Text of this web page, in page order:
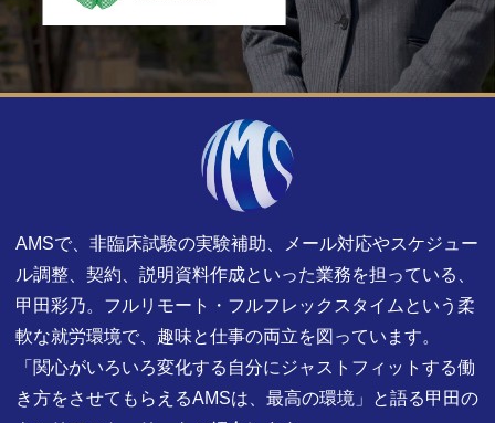
AMSで、非臨床試験の実験補助、メール対応やスケジュー
ル調整、契約、説明資料作成といった業務を担っている、
甲田彩乃。フルリモート・フルフレックスタイムという柔
軟な就労環境で、趣味と仕事の両立を図っています。
「関心がいろいろ変化する自分にジャストフィットする働
き方をさせてもらえるAMSは、最高の環境」と語る甲田の